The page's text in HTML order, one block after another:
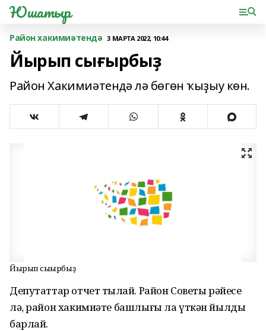
Юшатыр
Район хакимиәтендә 3 МАРТА 2022, 10:44
Йырып сығырбыҙ
Район Хакимиәтендә лә бөгөн ҡыҙыу көн.
Йырып сығырбыҙ
Депутаттар отчет тыңлай. Район Советы рәйесе
лә, район хакимиәте башлығы ла үткән йылды
барлай.